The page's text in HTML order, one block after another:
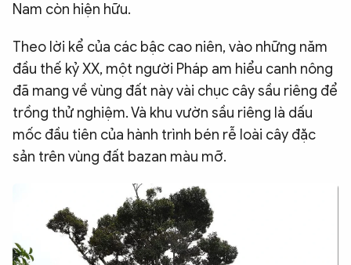
VĂN HÓA - THỂ THAO
BẠN ĐỌC & CAND
ĐA PHƯƠNG TIỆN
eMagazine
Podcast
Chuyên trangAn ninh thế giớiVăn nghệ Công an
Chuyên đề
Nam còn hiện hữu.
Theo lời kể của các bậc cao niên, vào những năm
đầu thế kỷ XX, một người Pháp am hiểu canh nông
đã mang về vùng đất này vài chục cây sầu riêng để
trồng thử nghiệm. Và khu vườn sầu riêng là dấu
mốc đầu tiên của hành trình bén rễ loài cây đặc
sản trên vùng đất bazan màu mỡ.